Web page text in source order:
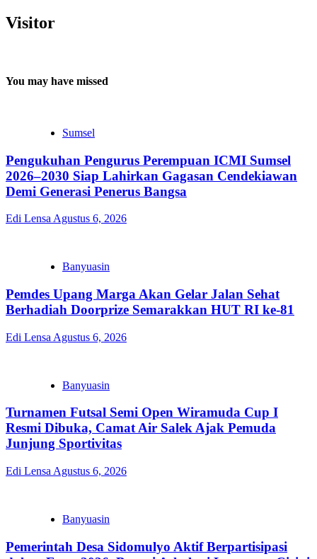
Visitor
You may have missed
Sumsel
Pengukuhan Pengurus Perempuan ICMI Sumsel
2026–2030 Siap Lahirkan Gagasan Cendekiawan
Demi Generasi Penerus Bangsa
Edi Lensa Agustus 6, 2026
Banyuasin
Pemdes Upang Marga Akan Gelar Jalan Sehat
Berhadiah Doorprize Semarakkan HUT RI ke-81
Edi Lensa Agustus 6, 2026
Banyuasin
Turnamen Futsal Semi Open Wiramuda Cup I
Resmi Dibuka, Camat Air Salek Ajak Pemuda
Junjung Sportivitas
Edi Lensa Agustus 6, 2026
Banyuasin
Pemerintah Desa Sidomulyo Aktif Berpartisipasi